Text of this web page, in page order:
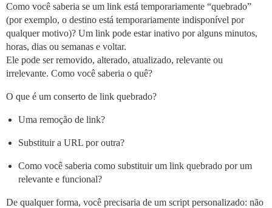
Como você saberia se um link está temporariamente “quebrado”
(por exemplo, o destino está temporariamente indisponível por
qualquer motivo)? Um link pode estar inativo por alguns minutos,
horas, dias ou semanas e voltar.
Ele pode ser removido, alterado, atualizado, relevante ou
irrelevante. Como você saberia o quê?
O que é um conserto de link quebrado?
Uma remoção de link?
Substituir a URL por outra?
Como você saberia como substituir um link quebrado por um
relevante e funcional?
De qualquer forma, você precisaria de um script personalizado: não